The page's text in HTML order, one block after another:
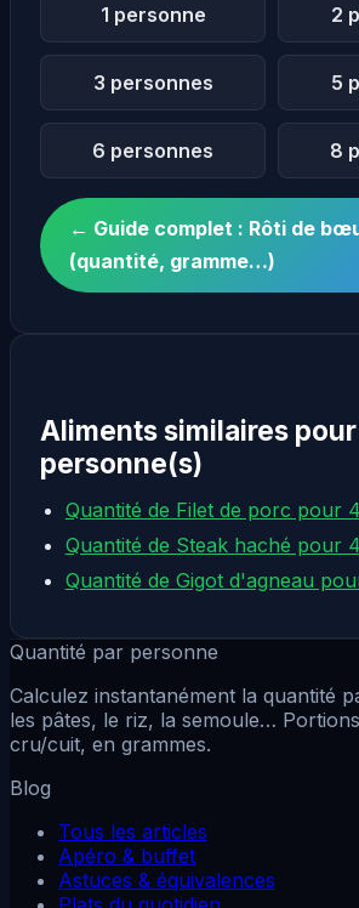
1 personne 2
3 personnes 5
6 personnes 8
← Guide complet : Rôti de
(quantité, gramme…)
Aliments similaires
personne(s)
Quantité de Filet de porc pour
Quantité de Steak haché pour
Quantité de Gigot d'agneau
Quantité par personne
Calculez instantanément la quantité
les pâtes, le riz, la semoule…
cru/cuit, en grammes.
Blog
Tous les articles
Apéro & buffet
Astuces & équivalences